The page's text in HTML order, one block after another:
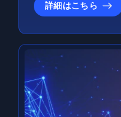
詳細はこちら